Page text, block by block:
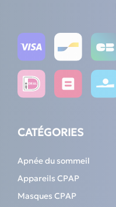
CATÉGORIES
Apnée du sommeil
Appareils CPAP
Masques CPAP